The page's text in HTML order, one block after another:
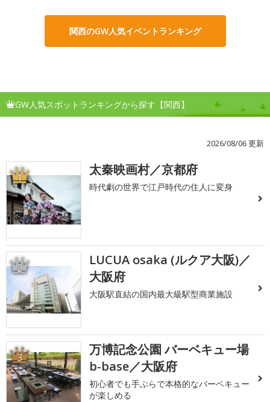
関西のGW人気イベントランキング
GW人気スポットランキングから探す【関西】
2026/08/06 更新
1 太秦映画村／京都府
時代劇の世界で江戸時代の住人に変身
2
LUCUA osaka (ルクア大阪)／
大阪府
大阪駅直結の国内最大級駅型商業施設
3
万博記念公園 バーベキュー場
b-base／大阪府
初心者でも手ぶらで本格的なバーベキュー
が楽しめる